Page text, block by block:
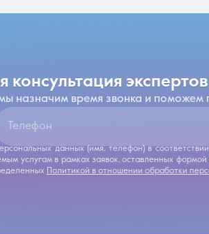
консультация экспертов
назначим время звонка и поможем
Телефон
данных (имя, телефон) в
услугам в рамках заявок, оставленных
Политикой в отношении обработки